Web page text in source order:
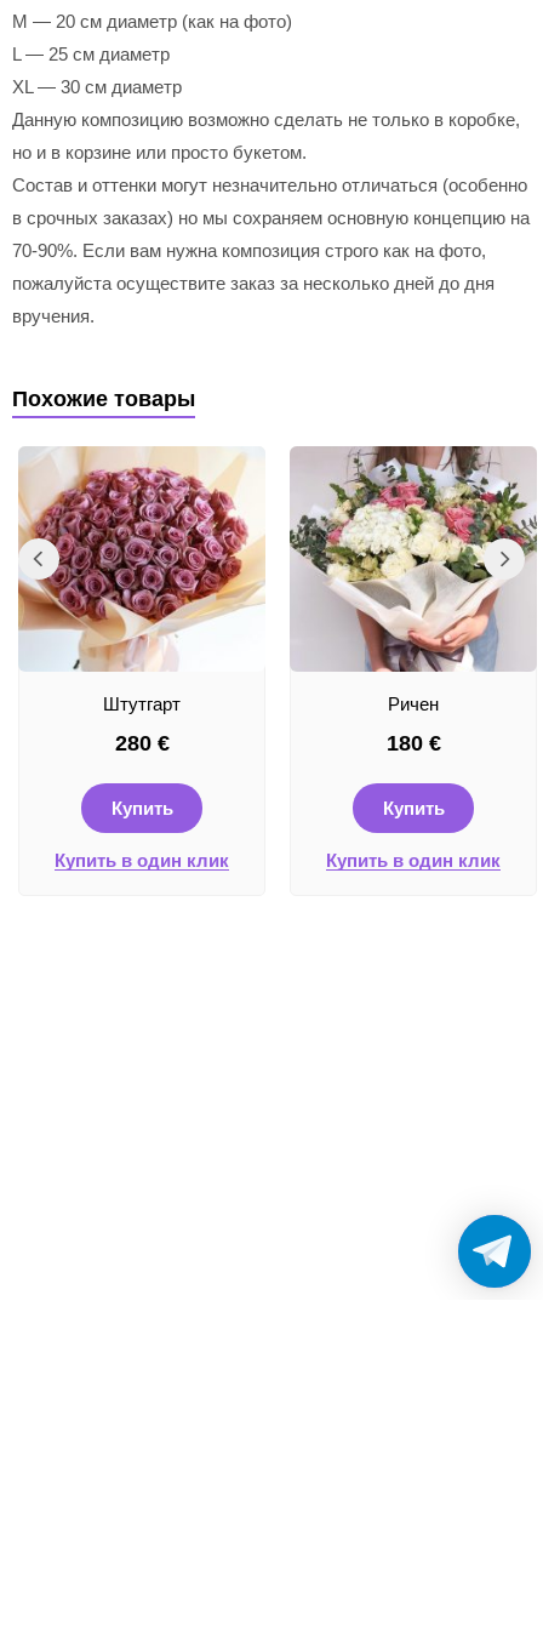
M — 20 см диаметр (как на фото)
L — 25 см диаметр
XL — 30 см диаметр
Данную композицию возможно сделать не только в коробке,
но и в корзине или просто букетом.
Состав и оттенки могут незначительно отличаться (особенно
в срочных заказах) но мы сохраняем основную концепцию на
70-90%. Если вам нужна композиция строго как на фото,
пожалуйста осуществите заказ за несколько дней до дня
вручения.
Похожие товары
Штутгарт
280 €
Купить
Купить в один клик
Ричен
180 €
Купить
Купить в один клик